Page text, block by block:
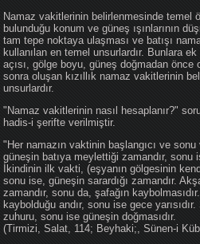
Namaz vakitlerinin belirlenmesinde temel
bulunduğu konum ve güneş ışınlarının
tam tepe noktaya ulaşması ve batışı
kullanılan en temel unsurlardır. Bunlara ek
açısı, gölge boyu, güneş doğmadan
sonra oluşan kızıllık namaz vakitlerinin
unsurlardır.
"Namaz vakitlerinin nasıl hesaplanır?"
hadis-i şerifte verilmiştir.
"Her namazın vaktinin başlangıcı ve
güneşin batıya meylettiği zamandır,
İkindinin ilk vakti, (eşyanın gölgesinin
sonu ise, güneşin sarardığı zamandır.
zamandır, sonu da, şafağın
kaybolduğu andır, sonu ise gece
zuhuru, sonu ise güneşin doğmasıdır.
(Tirmizi, Salat, 114; Beyhaki;, Sünen-i